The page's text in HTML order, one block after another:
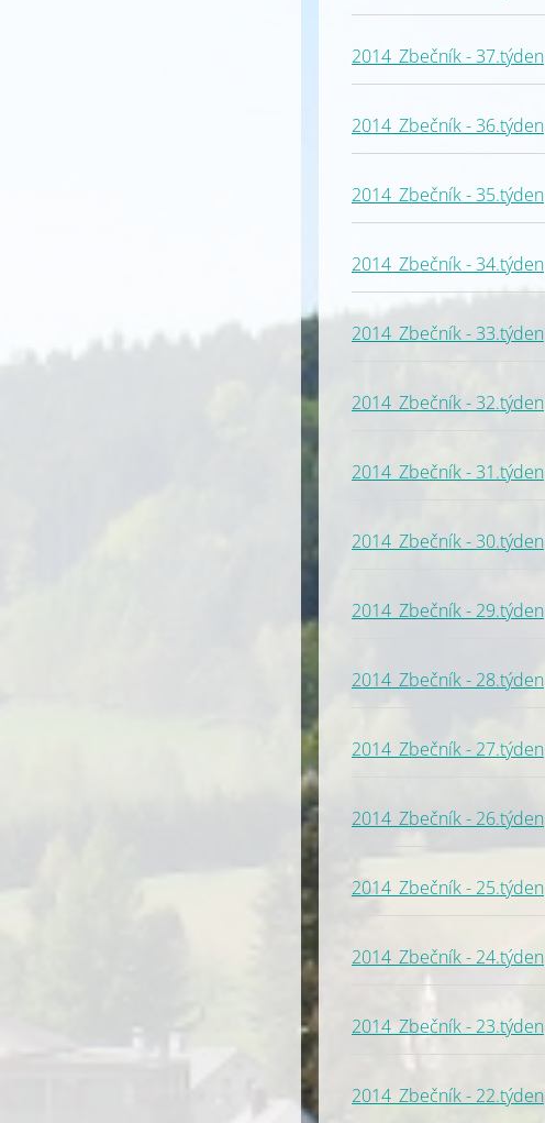
2014_Zbečník - 37.týden
2014_Zbečník - 36.týden
2014_Zbečník - 35.týden
2014_Zbečník - 34.týden
2014_Zbečník - 33.týden
2014_Zbečník - 32.týden
2014_Zbečník - 31.týden
2014_Zbečník - 30.týden
2014_Zbečník - 29.týden
2014_Zbečník - 28.týden
2014_Zbečník - 27.týden
2014_Zbečník - 26.týden
2014_Zbečník - 25.týden
2014_Zbečník - 24.týden
2014_Zbečník - 23.týden
2014_Zbečník - 22.týden